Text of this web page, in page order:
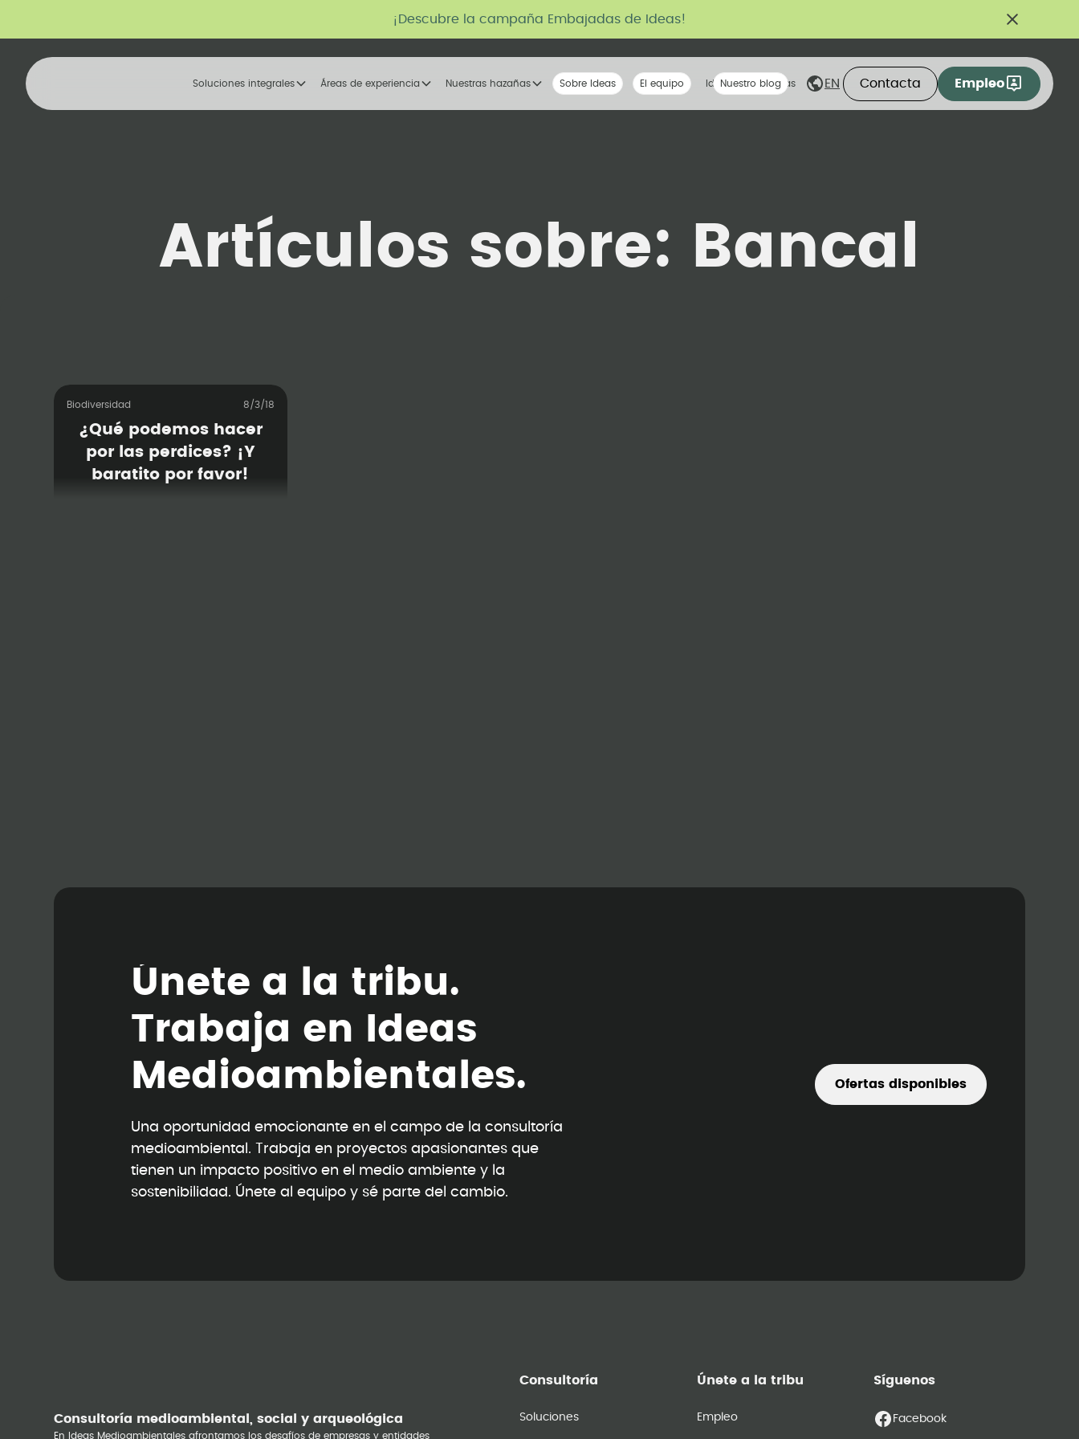
¡Descubre la campaña Embajadas de Ideas!
Soluciones integrales Áreas de experiencia Nuestras hazañas Nuestra voz
Sobre Ideas La tribu
El equipo Ideas compartidas
Nuestro blog EN Contacta Empleo
Artículos sobre: Bancal
Biodiversidad 8/3/18
¿Qué podemos hacer
por las perdices? ¡Y
baratito por favor!
Únete a a tribu.
Trabaja en deas
M edioambienta es.
Una oportunidad emocionante en el campo de la consultoría
medioambiental. Trabaja en proyectos apasionantes que
tienen un impacto positivo en el medio ambiente y la
sostenibilidad. Únete al equipo y sé parte del cambio.
Ofertas disponibles
Consultoría medioambiental, social y arqueológica
En Ideas Medioambientales afrontamos los desafíos de empresas y entidades
Consultoría
Soluciones
Únete a la tribu
Empleo
Síguenos
Facebook